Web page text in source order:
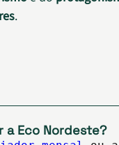
.
a Eco Nordeste?